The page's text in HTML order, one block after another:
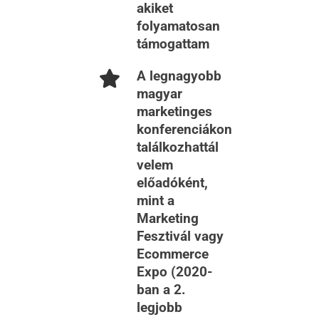
akiket
folyamatosan
támogattam
A legnagyobb
magyar
marketinges
konferenciákon
találkozhattál
velem
előadóként,
mint a
Marketing
Fesztivál vagy
Ecommerce
Expo (2020-
ban a 2.
legjobb